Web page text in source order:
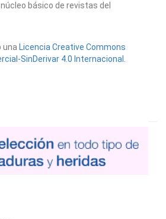
básico de revistas del
una Licencia Creative Commons
SinDerivar 4.0 Internacional